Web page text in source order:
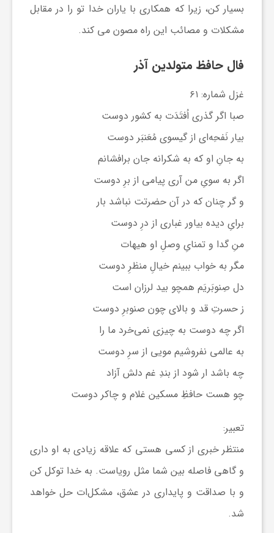
بسیار کن، زیرا که همکاری با یاران خدا تو را در مقابل
مشکلات و مصائب این راه مصون می کند.
فال حافظ متولدین آذر
غزل شماره: ۶۱
صبا اگر گذری اُفتَدَت به کشور دوست
بیار نَفحِه‌ای از گیسوی مُعَنبَر دوست
به جانِ او که به شکرانه جان برافشانم
اگر به سویِ من آری پیامی از برِ دوست
و گر چنان که در آن حضرتت نباشد بار
برایِ دیده بیاور غباری از درِ دوست
منِ گدا و تمنایِ وصلِ او هیهات
مگر به خواب ببینم خیالِ منظرِ دوست
دل صِنوبَریَم همچو بید لرزان است
ز حسرتِ قد و بالای چون صنوبرِ دوست
اگر چه دوست به چیزی نمی‌خرد ما را
به عالمی نفروشیم مویی از سرِ دوست
چه باشد ار شود از بندِ غم دلش آزاد
چو هست حافظِ مسکین غلام و چاکر دوست
تعبیر:
منتظر خبری از کسی هستی که علاقه زیادی به او داری
و گاهی فاصله بین شما مثل رویاست. به خدا توکل کن
و با صداقت و پایداری در عشق، مشکل‌ات حل خواهد
شد.